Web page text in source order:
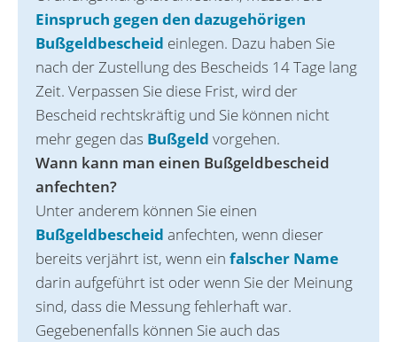
Einspruch gegen den dazugehörigen
Bußgeldbescheid einlegen. Dazu haben Sie
nach der Zustellung des Bescheids 14 Tage lang
Zeit. Verpassen Sie diese Frist, wird der
Bescheid rechts‌kräftig und Sie können nicht
mehr gegen das Bußgeld vorgehen.
Wann kann man einen Bußgeldbescheid
anfechten?
Unter anderem können Sie einen
Bußgeldbescheid anfechten, wenn dieser
bereits verjährt ist, wenn ein falscher Name
darin aufgeführt ist oder wenn Sie der Meinung
sind, dass die Messung fehlerhaft war.
Gegebenenfalls können Sie auch das